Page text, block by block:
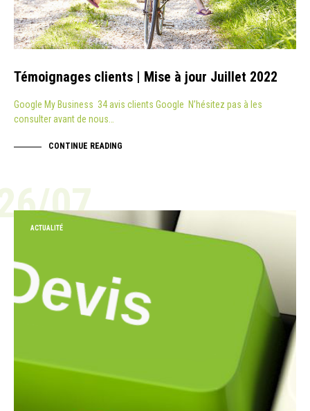
Témoignages clients | Mise à jour Juillet 2022
Google My Business 34 avis clients Google N’hésitez pas à les
consulter avant de nous…
CONTINUE READING
07
ACTUALITÉ